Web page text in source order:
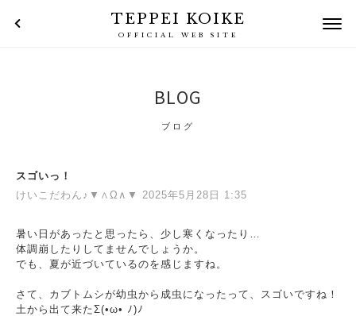
TEPPEI KOIKE
OFFICIAL WEB SITE
BLOG
ブログ
スゴいっ！
けいこだわん♪▼∧Ω∧▼ 2025年5月28日 1:35
暑い日があったと思ったら、少し寒くなったり…
体調崩したりしてませんでしょうか。
でも、夏が近づいているのを感じますね。
さて、カブトムシが幼虫から成虫になったって、スゴいですね！
土から出て来たΣ(•ω• ﾉ)ﾉ